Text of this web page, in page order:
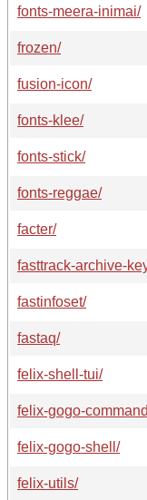
fonts-meera-inimai/
frozen/
fusion-icon/
fonts-klee/
fonts-stick/
fonts-reggae/
facter/
fasttrack-archive-
fastinfoset/
fastaq/
felix-shell-tui/
felix-gogo-
felix-gogo-shell/
felix-utils/